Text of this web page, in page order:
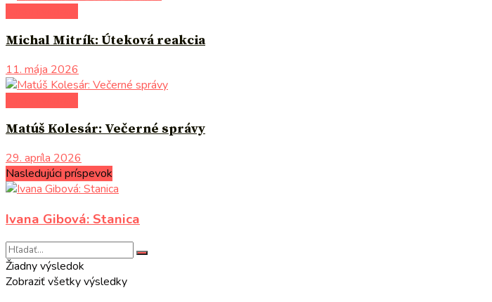
Michal Mitrík: Úteková reakcia
11. mája 2026
Matúš Kolesár: Večerné správy
29. apríla 2026
Nasledujúci príspevok
Ivana Gibová: Stanica
Žiadny výsledok
Zobraziť všetky výsledky